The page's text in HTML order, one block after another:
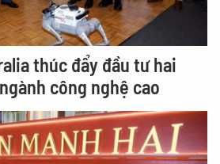
thúc đẩy đầu tư hai
công nghệ cao